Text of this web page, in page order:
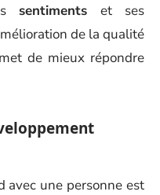
sentiments et ses
de la qualité
de mieux répondre
avec une personne est